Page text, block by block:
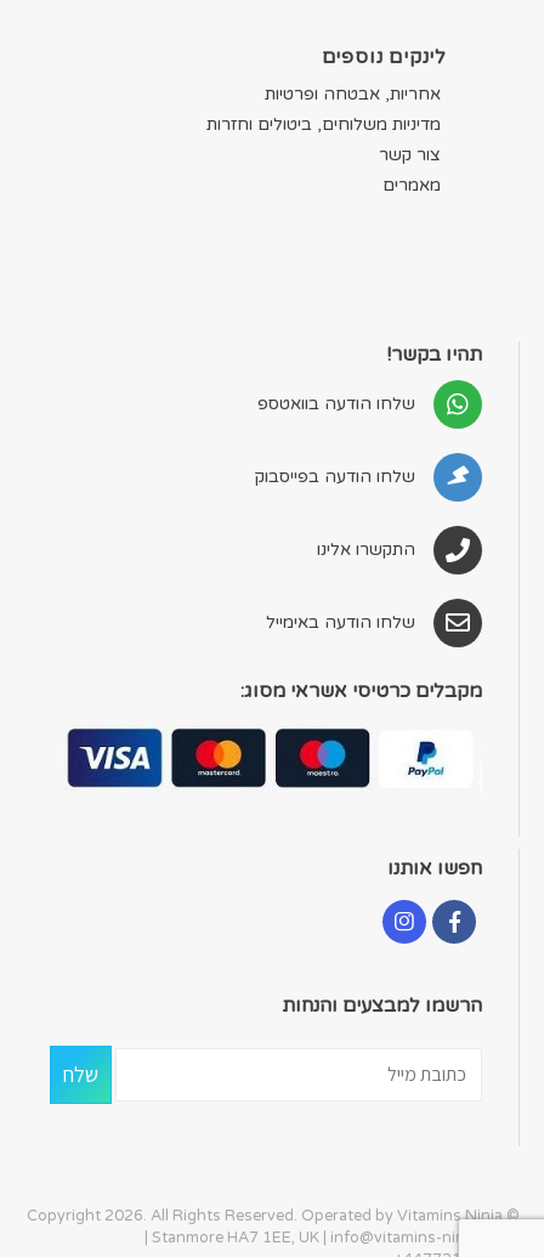
לינקים נוספים
אחריות, אבטחה ופרטיות
מדיניות משלוחים, ביטולים וחזרות
צור קשר
מאמרים
תהיו בקשר!
שלחו הודעה בוואטספ
שלחו הודעה בפייסבוק
התקשרו אלינו
שלחו הודעה באימייל
מקבלים כרטיסי אשראי מסוג:
חפשו אותנו
הרשמו למבצעים והנחות
© Copyright 2026. All Rights Reserved. Operated by Vitamins Ninja
| Stanmore HA7 1EE, UK | info@vitamins-ninja.com